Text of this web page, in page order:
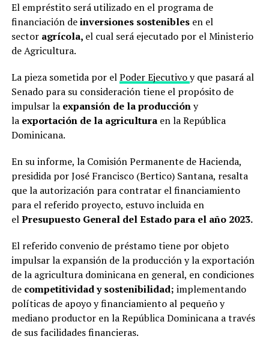
El empréstito será utilizado en el programa de
financiación deinversiones sosteniblesen el
sector agrícola, el cual será ejecutado por el Ministerio
de Agricultura.
La pieza sometida por elPoder Ejecutivoy que pasará al
Senado para su consideración tiene el propósito de
impulsar la expansión de la produccióny
la exportación de la agricultura en la República
Dominicana.
En su informe, la Comisión Permanente de Hacienda,
presidida por José Francisco (Bertico) Santana, resalta
que la autorización para contratar el financiamiento
para el referido proyecto, estuvo incluida en
elPresupuesto General del Estado para el año 2023.
El referido convenio de préstamo tiene por objeto
impulsar la expansión de la producción y la exportación
de la agricultura dominicana en general, en condiciones
de competitividad y sostenibilidad; implementando
políticas de apoyo y financiamiento al pequeño y
mediano productor en la República Dominicana a través
de sus facilidades financieras.